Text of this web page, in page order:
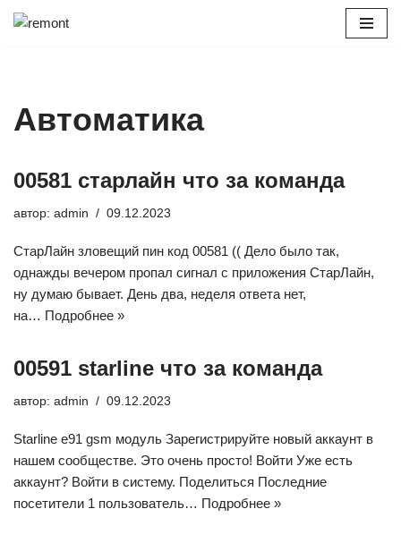
Автоматика
00581 старлайн что за команда
автор: admin 09.12.2023
СтарЛайн зловещий пин код 00581 (( Дело было так,
однажды вечером пропал сигнал с приложения СтарЛайн,
ну думаю бывает. День два, неделя ответа нет,
на… Подробнее »
00591 starline что за команда
автор: admin 09.12.2023
Starline e91 gsm модуль Зарегистрируйте новый аккаунт в
нашем сообществе. Это очень просто! Войти Уже есть
аккаунт? Войти в систему. Поделиться Последние
посетители 1 пользователь… Подробнее »